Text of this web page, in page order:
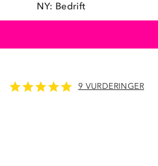
NY: Bedrift
9 VURDERINGER